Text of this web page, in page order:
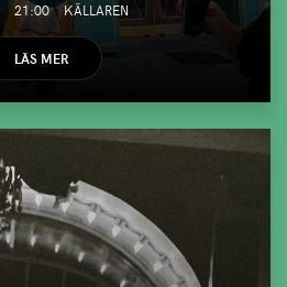
21:00 KÄLLAREN
LÄS MER